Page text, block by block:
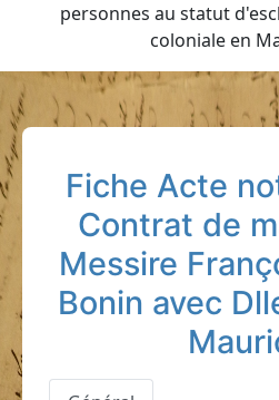
personnes au statut
coloniale en
Fiche Acte
Contrat de
Messire
Bonin avec